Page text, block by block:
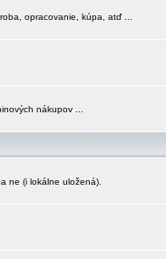
opracovanie, kúpa, atď ...
nákupov ...
ne (i lokálne uložená).